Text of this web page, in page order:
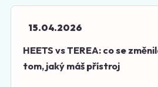
15.04.2026
HEETS vs TEREA: co se
tom, jaký máš přístroj